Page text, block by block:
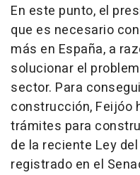
En este punto, el
que es necesario
más en España, a
solucionar el
sector. Para
construcción, Feijóo
trámites para
de la reciente Ley
registrado en el